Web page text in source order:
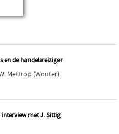
en de handelsreiziger
Mettrop (Wouter)
interview met J. Sittig